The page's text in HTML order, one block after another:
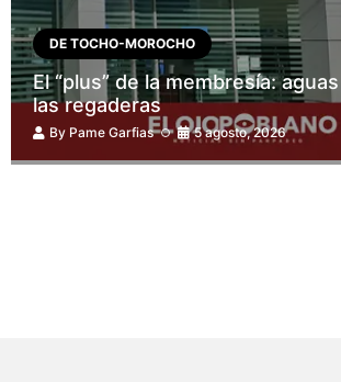
DE TOCHO-MOROCHO
El “plus” de la membresía:
las regaderas
By Pame Garfias 5 agosto, 2026